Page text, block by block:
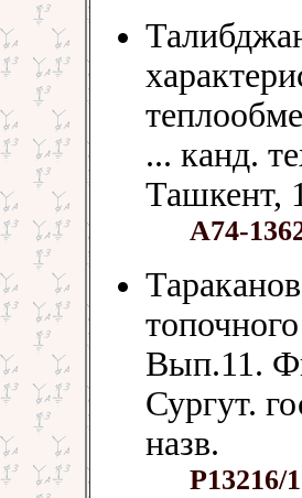
... канд.
Ташкент,
А74-
Вып.11.
Сургут.
назв.
Р13216/